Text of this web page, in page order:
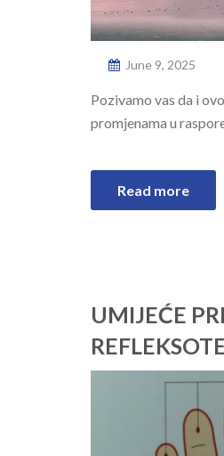
June 9, 2025
Pozivamo vas da i
promjenama u
Read more
UMIJEĆE